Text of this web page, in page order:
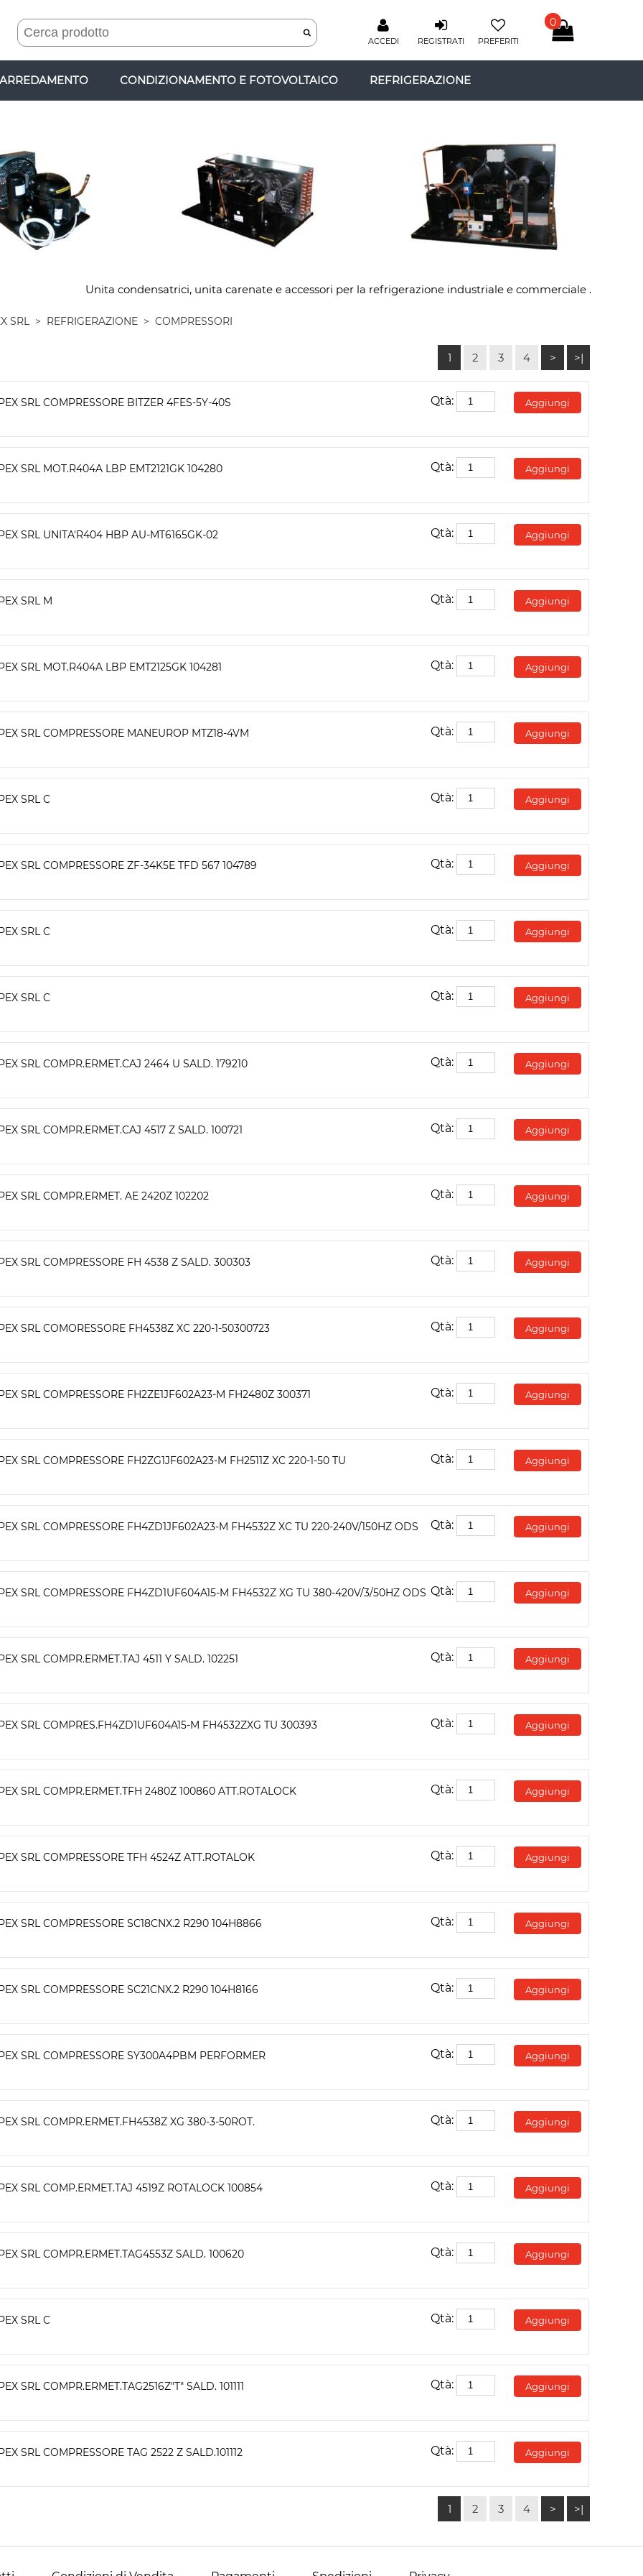
0
PREFERITI
REGISTRATI
ACCEDI
ARREDAMENTO CONDIZIONAMENTO E FOTOVOLTAICO REFRIGERAZIONE
Unita condensatrici, unita carenate e accessori per la refrigerazione industriale e commerciale .
SRL> REFRIGERAZIONE > COMPRESSORI
1 2 3 4 > >|
SRL COMPRESSORE BITZER 4FES-5Y-40S Qtà: Aggiungi
SRL MOT.R404A LBP EMT2121GK 104280 Qtà: Aggiungi
SRL UNITA'R404 HBP AU-MT6165GK-02 Qtà: Aggiungi
SRL M Qtà: Aggiungi
SRL MOT.R404A LBP EMT2125GK 104281 Qtà: Aggiungi
SRL COMPRESSORE MANEUROP MTZ18-4VM Qtà: Aggiungi
SRL C Qtà: Aggiungi
SRL COMPRESSORE ZF-34K5E TFD 567 104789 Qtà: Aggiungi
SRL C Qtà: Aggiungi
SRL C Qtà: Aggiungi
SRL COMPR.ERMET.CAJ 2464 U SALD. 179210 Qtà: Aggiungi
SRL COMPR.ERMET.CAJ 4517 Z SALD. 100721 Qtà: Aggiungi
SRL COMPR.ERMET. AE 2420Z 102202 Qtà: Aggiungi
SRL COMPRESSORE FH 4538 Z SALD. 300303 Qtà: Aggiungi
SRL COMORESSORE FH4538Z XC 220-1-50300723 Qtà: Aggiungi
SRL COMPRESSORE FH2ZE1JF602A23-M FH2480Z 300371 Qtà: Aggiungi
SRL COMPRESSORE FH2ZG1JF602A23-M FH2511Z XC 220-1-50 TU Qtà: Aggiungi
SRL COMPRESSORE FH4ZD1JF602A23-M FH4532Z XC TU 220-240V/150HZ ODS Qtà: Aggiungi
SRL COMPRESSORE FH4ZD1UF604A15-M FH4532Z XG TU 380-420V/3/50HZ ODS Qtà: Aggiungi
SRL COMPR.ERMET.TAJ 4511 Y SALD. 102251 Qtà: Aggiungi
SRL COMPRES.FH4ZD1UF604A15-M FH4532ZXG TU 300393 Qtà: Aggiungi
SRL COMPR.ERMET.TFH 2480Z 100860 ATT.ROTALOCK Qtà: Aggiungi
SRL COMPRESSORE TFH 4524Z ATT.ROTALOK Qtà: Aggiungi
SRL COMPRESSORE SC18CNX.2 R290 104H8866 Qtà: Aggiungi
SRL COMPRESSORE SC21CNX.2 R290 104H8166 Qtà: Aggiungi
SRL COMPRESSORE SY300A4PBM PERFORMER Qtà: Aggiungi
SRL COMPR.ERMET.FH4538Z XG 380-3-50ROT. Qtà: Aggiungi
SRL COMP.ERMET.TAJ 4519Z ROTALOCK 100854 Qtà: Aggiungi
SRL COMPR.ERMET.TAG4553Z SALD. 100620 Qtà: Aggiungi
SRL C Qtà: Aggiungi
SRL COMPR.ERMET.TAG2516Z"T" SALD. 101111 Qtà: Aggiungi
SRL COMPRESSORE TAG 2522 Z SALD.101112 Qtà: Aggiungi
1 2 3 4 > >|